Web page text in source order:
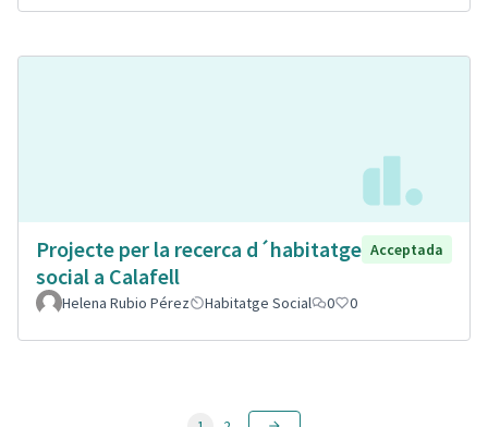
Projecte per la recerca d´habitatge
social a Calafell
Acceptada
Helena Rubio Pérez Habitatge Social 0 0